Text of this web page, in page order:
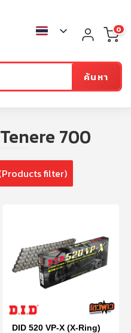
ค้นหา
0
Tenere 700
filter)
DID 520 VP-X (X-Ring)